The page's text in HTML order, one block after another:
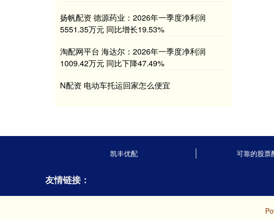
扬帆配资 德源药业：2026年一季度净利润
5551.35万元 同比增长19.53%
淘配网平台 海达尔：2026年一季度净利润
1009.42万元 同比下降47.49%
N配资 电动车托运回家怎么便宜
凯丰优配 可靠的股票
友情链接：